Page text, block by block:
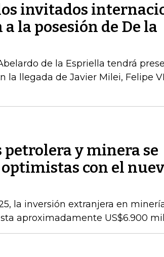
invitados
la posesión de De la
de la Espriella tendrá
la llegada de Javier Milei, Felipe
y minera se
con el
la inversión extranjera en
aproximadamente US$6.900